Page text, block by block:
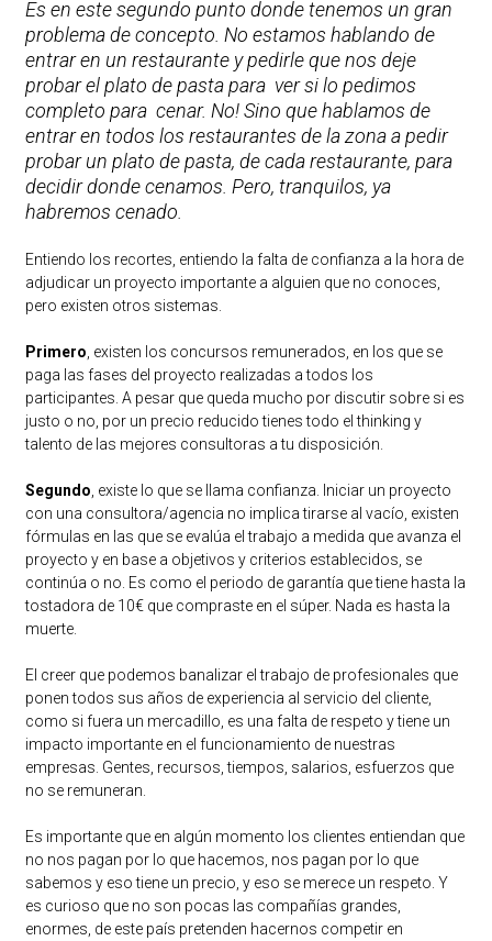
Es en este segundo punto donde tenemos un gran
problema de concepto. No estamos hablando de
entrar en un restaurante y pedirle que nos deje
probar el plato de pasta para ver si lo pedimos
completo para cenar. No! Sino que hablamos de
entrar en todos los restaurantes de la zona a pedir
probar un plato de pasta, de cada restaurante, para
decidir donde cenamos. Pero, tranquilos, ya
habremos cenado.
Entiendo los recortes, entiendo la falta de confianza a la hora de
adjudicar un proyecto importante a alguien que no conoces,
pero existen otros sistemas.
Primero , existen los concursos remunerados, en los que se
paga las fases del proyecto realizadas a todos los
participantes. A pesar que queda mucho por discutir sobre si es
justo o no, por un precio reducido tienes todo el thinking y
talento de las mejores consultoras a tu disposición.
Segundo , existe lo que se llama confianza. Iniciar un proyecto
con una consultora/agencia no implica tirarse al vacío, existen
fórmulas en las que se evalúa el trabajo a medida que avanza el
proyecto y en base a objetivos y criterios establecidos, se
continúa o no. Es como el periodo de garantía que tiene hasta la
tostadora de 10€ que compraste en el súper. Nada es hasta la
muerte.
El creer que podemos banalizar el trabajo de profesionales que
ponen todos sus años de experiencia al servicio del cliente,
como si fuera un mercadillo, es una falta de respeto y tiene un
impacto importante en el funcionamiento de nuestras
empresas. Gentes, recursos, tiempos, salarios, esfuerzos que
no se remuneran.
Es importante que en algún momento los clientes entiendan que
no nos pagan por lo que hacemos, nos pagan por lo que
sabemos y eso tiene un precio, y eso se merece un respeto. Y
es curioso que no son pocas las compañías grandes,
enormes, de este país pretenden hacernos competir en